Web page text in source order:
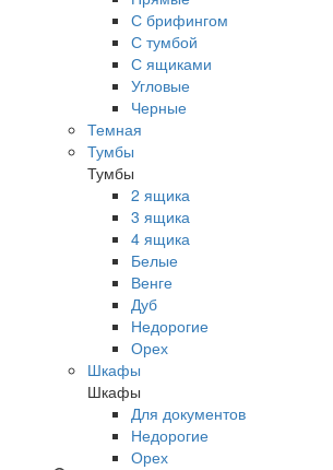
С брифингом
С тумбой
С ящиками
Угловые
Черные
Темная
Тумбы
Тумбы
2 ящика
3 ящика
4 ящика
Белые
Венге
Дуб
Недорогие
Орех
Шкафы
Шкафы
Для документов
Недорогие
Орех